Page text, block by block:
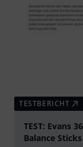
TESTBERICHT
TEST: Evans
Balance Sticks